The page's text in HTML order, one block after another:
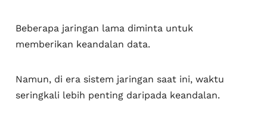
Beberapa jaringan lama diminta untuk
memberikan keandalan data.
Namun, di era sistem jaringan saat ini, waktu
seringkali lebih penting daripada keandalan.